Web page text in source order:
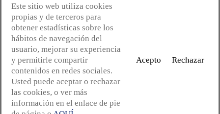
Avantserveis.com -Aviso legal - GDPR
Política de cookies-Política de calidad y medio ambiente
web:Mejorconweb
Este sitio web utiliza cookies
propias y de terceros para
obtener estadísticas sobre los
hábitos de navegación del
usuario, mejorar su experiencia
y permitirle compartir
contenidos en redes sociales.
Usted puede aceptar o rechazar
las cookies, o ver más
información en el enlace de pie
Acepto Rechazar